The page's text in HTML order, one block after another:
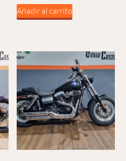
Añadir al carrito